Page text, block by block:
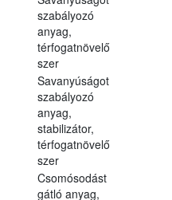
szabályozó
anyag,
térfogatnövelő
szer
Savanyúságot
szabályozó
anyag,
stabilizátor,
térfogatnövelő
szer
Csomósodást
gátló anyag,